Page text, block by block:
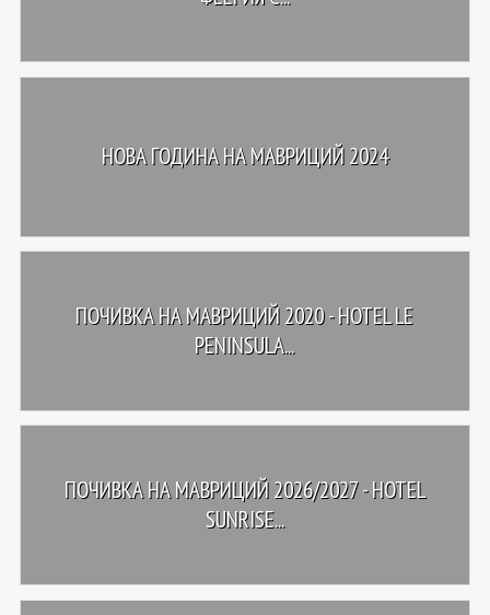
НОВА ГОДИНА НА МАВРИЦИЙ 2024
ПОЧИВКА НА МАВРИЦИЙ 2020 - HOTEL LE
PENINSULA...
ПОЧИВКА НА МАВРИЦИЙ 2026/2027 - HOTEL
SUNRISE...